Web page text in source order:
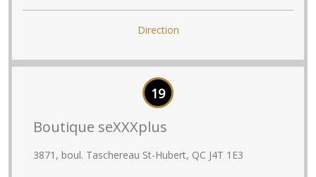
Direction
19
Boutique seXXXplus
3871, boul. Taschereau St-Hubert, QC J4T 1E3